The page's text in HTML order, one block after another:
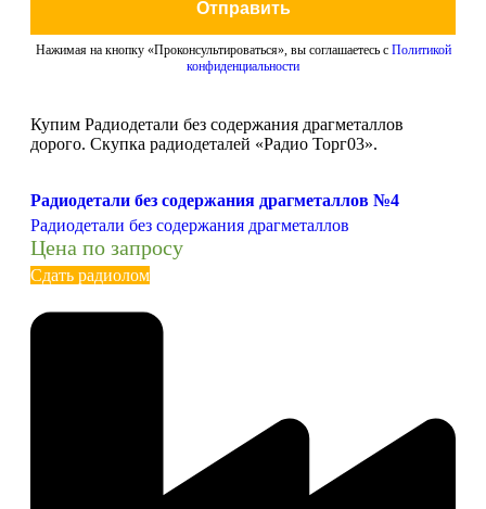
Отправить
Нажимая на кнопку «Проконсультироваться», вы соглашаетесь с Политикой
конфиденциальности
Купим Радиодетали без содержания драгметаллов
дорого. Скупка радиодеталей «Радио Торг03».
Радиодетали без содержания драгметаллов №4
Радиодетали без содержания драгметаллов
Цена по запросу
Сдать радиолом